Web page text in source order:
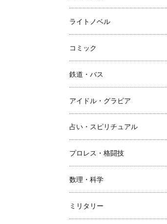
ライトノベル
コミック
鉄道・バス
アイドル・グラビア
占い・スピリチュアル
プロレス・格闘技
数理・科学
ミリタリー